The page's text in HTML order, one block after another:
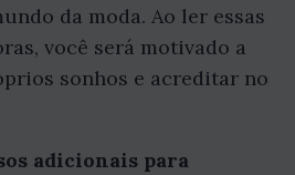
da moda. Ao ler essas
você será motivado a
sonhos e acreditar no
adicionais para